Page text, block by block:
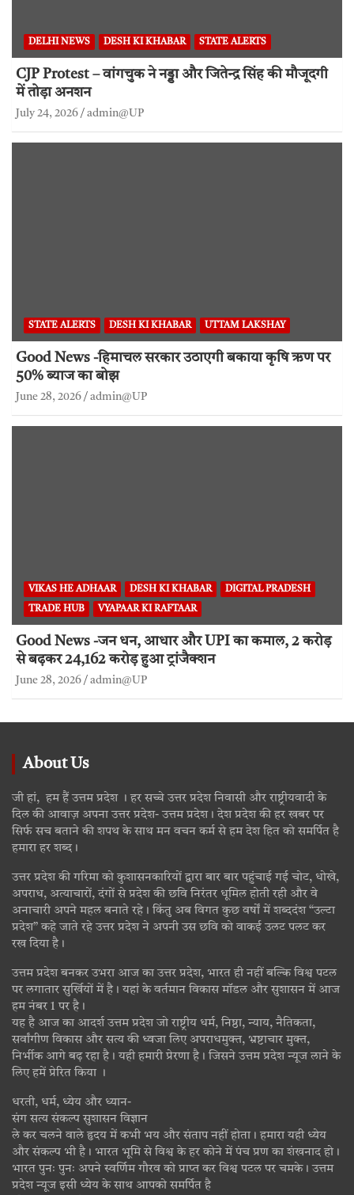
DELHI NEWS DESH KI KHABAR STATE ALERTS
CJP Protest – वांगचुक ने नड्डा और जितेन्द्र सिंह की मौजूदगी
में तोड़ा अनशन
July 24, 2026 admin@UP
STATE ALERTS DESH KI KHABAR UTTAM LAKSHAY
Good News -हिमाचल सरकार उठाएगी बकाया कृषि ऋण पर
50% ब्याज का बोझ
June 28, 2026 admin@UP
VIKAS HE ADHAAR DESH KI KHABAR DIGITAL PRADESH
TRADE HUB VYAPAAR KI RAFTAAR
Good News -जन धन, आधार और UPI का कमाल, 2 करोड़
से बढ़कर 24,162 करोड़ हुआ ट्रांजैक्शन
June 28, 2026 admin@UP
About Us
जी हां, हम हैं उत्तम प्रदेश । हर सच्चे उत्तर प्रदेश निवासी और राष्ट्रीयवादी के
दिल की आवाज़ अपना उत्तर प्रदेश- उत्तम प्रदेश। देश प्रदेश की हर खबर पर
सिर्फ सच बताने की शपथ के साथ मन वचन कर्म से हम देश हित को समर्पित है
हमारा हर शब्द।
उत्तर प्रदेश की गरिमा को कुशासनकारियों द्वारा बार बार पहुंचाई गई चोट, धोखे,
अपराध, अत्याचारों, दंगों से प्रदेश की छवि निरंतर धूमिल होती रही और वे
अनाचारी अपने महल बनाते रहे। किंतु अब विगत कुछ वर्षों में शब्ददंश “उल्टा
प्रदेश” कहे जाते रहे उत्तर प्रदेश ने अपनी उस छवि को वाकई उलट पलट कर
रख दिया है।
उत्तम प्रदेश बनकर उभरा आज का उत्तर प्रदेश, भारत ही नहीं बल्कि विश्व पटल
पर लगातार सुर्खियों में है। यहां के वर्तमान विकास मॉडल और सुशासन में आज
हम नंबर 1 पर है।
यह है आज का आदर्श उत्तम प्रदेश जो राष्ट्रीय धर्म, निष्ठा, न्याय, नैतिकता,
सर्वांगीण विकास और सत्य की ध्वजा लिए अपराधमुक्त, भ्रष्टाचार मुक्त,
निर्भीक आगे बढ़ रहा है। यही हमारी प्रेरणा है। जिसने उत्तम प्रदेश न्यूज लाने के
लिए हमें प्रेरित किया ।
धरती, धर्म, ध्येय और ध्यान-
संग सत्य संकल्प सुशासन विज्ञान
ले कर चलने वाले हृदय में कभी भय और संताप नहीं होता। हमारा यही ध्येय
और संकल्प भी है। भारत भूमि से विश्व के हर कोने में पंच प्रण का शंखनाद हो।
भारत पुनः पुनः अपने स्वर्णिम गौरव को प्राप्त कर विश्व पटल पर चमके। उत्तम
प्रदेश न्यूज इसी ध्येय के साथ आपको समर्पित है